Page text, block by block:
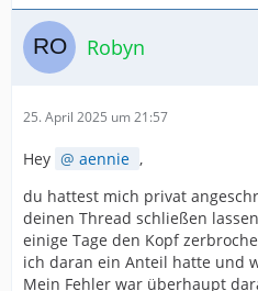
Robyn
25. April 2025 um 21:57
Hey aennie ,
du hattest mich privat
deinen Thread schließen
einige Tage den Kopf
ich daran ein Anteil hatte und
Mein Fehler war überhaupt